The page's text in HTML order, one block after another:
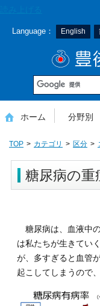
Language： English
ホーム 分野別
TOP カテゴリ 区分
糖尿病の重
糖尿病は、血液中
は私たちが生きてい
が、多すぎると血管
起こしてしまうので